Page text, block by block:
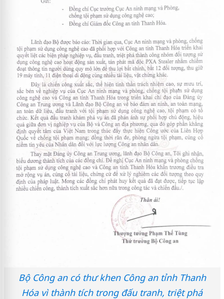
Bộ Công an có thư khen Công an tỉnh Thanh
Hóa vì thành tích trong đấu tranh, triệt phá